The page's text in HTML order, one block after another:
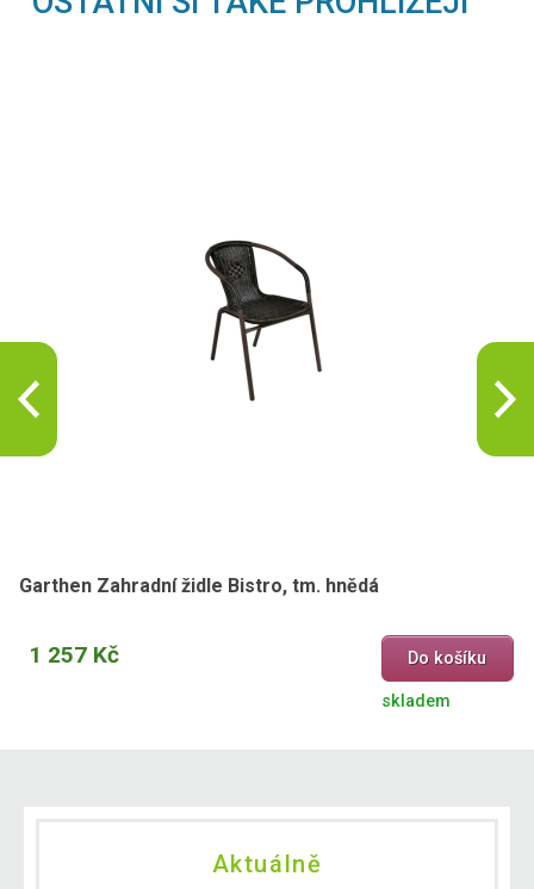
Garthen Zahradní židle Bistro, tm. hnědá
1 257 Kč Do košíku
skladem
Aktuálně